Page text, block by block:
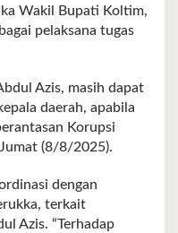
Wakil Bupati Koltim,
pelaksana tugas
Azis, masih dapat
daerah, apabila
Korupsi
(8/8/2025).
dengan
terkait
Azis. “Terhadap